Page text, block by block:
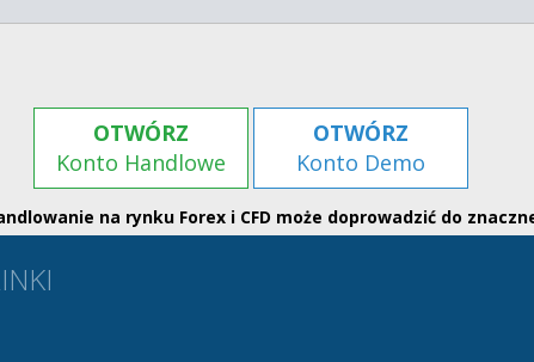
OTWÓRZ
Konto Handlowe
OTWÓRZ
Konto Demo
na rynku Forex i CFD może doprowadzić do